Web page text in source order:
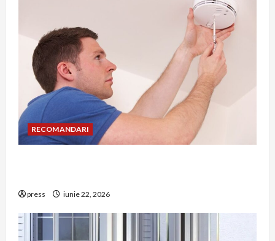
RECOMANDARI
press iunie 22, 2026